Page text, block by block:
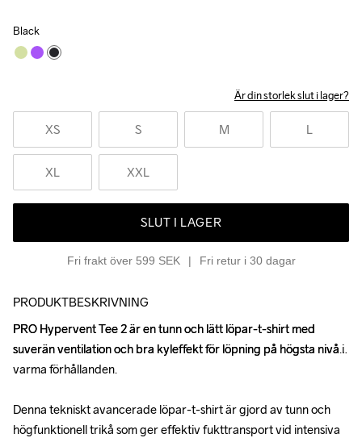
Black
Är din storlek slut i lager?
XS S M L
XL XXL
SLUT I LAGER
Fri frakt över 599 SEK Fri retur i 30 dagar
PRODUKTBESKRIVNING
PRO Hypervent Tee 2 är en tunn och lätt löpar-t-shirt med
suverän ventilation och bra kyleffekt för löpning på högsta nivå i
varma förhållanden.
Denna tekniskt avancerade löpar-t-shirt är gjord av tunn och
högfunktionell trikå som ger effektiv fukttransport vid intensiva
PRO Hypervent Tee 2 är en tunn och lätt löpar-t-shirt med
suverän ventilation och bra kyleffekt för löpning på högsta nivå i
varma förhållanden.
Denna tekniskt avancerade löpar-t-shirt är gjord av tunn och
högfunktionell trikå som ger effektiv fukttransport vid intensiva